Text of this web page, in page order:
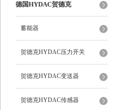
德国HYDAC贺德克
蓄能器
贺德克HYDAC压力开关
贺德克HYDAC变送器
贺德克HYDAC传感器